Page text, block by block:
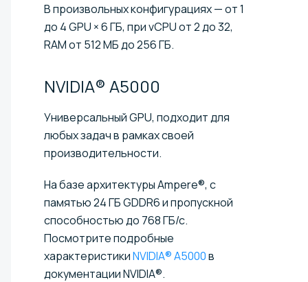
В произвольных конфигурациях — от 1
до 4 GPU × 6 ГБ, при vCPU от 2 до 32,
RAM от 512 МБ до 256 ГБ.
NVIDIA® A5000
Универсальный GPU, подходит для
любых задач в рамках своей
производительности.
На базе архитектуры Ampere®, с
памятью 24 ГБ GDDR6 и пропускной
способностью до 768 ГБ/с.
Посмотрите подробные
характеристикиNVIDIA® A5000в
документации NVIDIA®.